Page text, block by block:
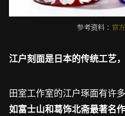
参考资料： 官
江户刻面是日本的传统工艺，
田室工作室的江户琢面有许
如富士山和葛饰北斋最著名